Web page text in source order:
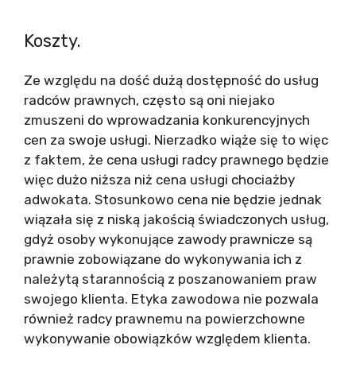
Koszty.
Ze względu na dość dużą dostępność do usług
radców prawnych, często są oni niejako
zmuszeni do wprowadzania konkurencyjnych
cen za swoje usługi. Nierzadko wiąże się to więc
z faktem, że cena usługi radcy prawnego będzie
więc dużo niższa niż cena usługi chociażby
adwokata. Stosunkowo cena nie będzie jednak
wiązała się z niską jakością świadczonych usług,
gdyż osoby wykonujące zawody prawnicze są
prawnie zobowiązane do wykonywania ich z
należytą starannością z poszanowaniem praw
swojego klienta. Etyka zawodowa nie pozwala
również radcy prawnemu na powierzchowne
wykonywanie obowiązków względem klienta.